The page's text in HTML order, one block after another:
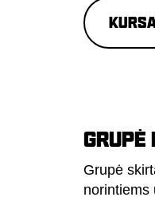
GRUPĖ
Grupė
norintiems